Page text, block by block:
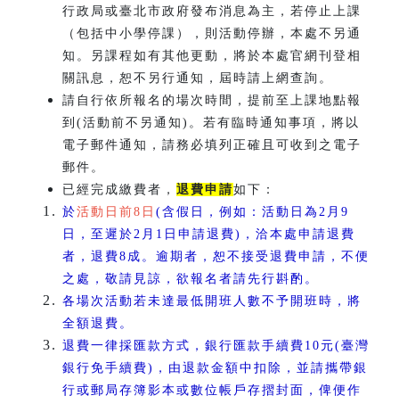
行政局或臺北市政府發布消息為主，若停止上課
（包括中小學停課），則活動停辦，本處不另通
知。另課程如有其他更動，將於本處官網刊登相
關訊息，恕不另行通知，屆時請上網查詢。
請自行依所報名的場次時間，提前至上課地點報
到(活動前不另通知)。若有臨時通知事項，將以
電子郵件通知，請務必填列正確且可收到之電子
郵件。
已經完成繳費者， 退費申請如下：
於活動日前8日 (含假日，例如：活動日為2月9
日，至遲於2月1日申請退費)，洽本處申請退費
者，退費8成。逾期者，恕不接受退費申請，不便
之處，敬請見諒，欲報名者請先行斟酌。
各場次活動若未達最低開班人數不予開班時，將
全額退費。
退費一律採匯款方式，銀行匯款手續費10元(臺灣
銀行免手續費)，由退款金額中扣除，並請攜帶銀
行或郵局存簿影本或數位帳戶存摺封面，俾便作